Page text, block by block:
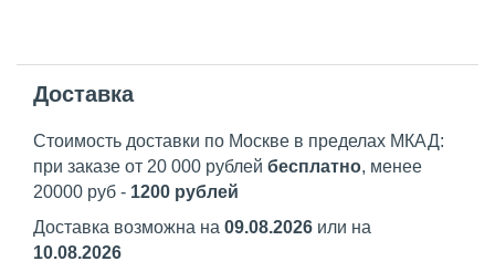
Доставка
Стоимость доставки по Москве в пределах МКАД:
при заказе от 20 000 рублей бесплатно, менее
20000 руб - 1200 рублей
Доставка возможна на 09.08.2026 или на
10.08.2026